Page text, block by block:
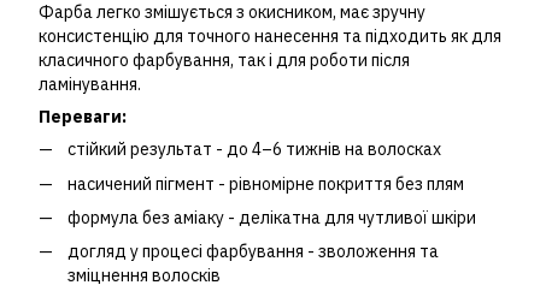
Фарба легко змішується з окисником, має зручну
консистенцію для точного нанесення та підходить як для
класичного фарбування, так і для роботи після
ламінування.
Переваги:
стійкий результат - до 4–6 тижнів на волосках
насичений пігмент - рівномірне покриття без плям
формула без аміаку - делікатна для чутливої шкіри
догляд у процесі фарбування - зволоження та
зміцнення волосків